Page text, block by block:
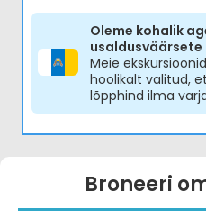
Oleme kohalik
Meie
hoolikalt valitud,
lõpphind ilma
Broneeri